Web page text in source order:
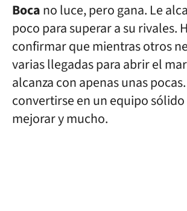
Bocano luce, pero gana. Le
poco para superar a su rivales.
confirmar que mientras otros
varias llegadas para abrir el
alcanza con apenas unas
convertirse en un equipo
mejorar y mucho.